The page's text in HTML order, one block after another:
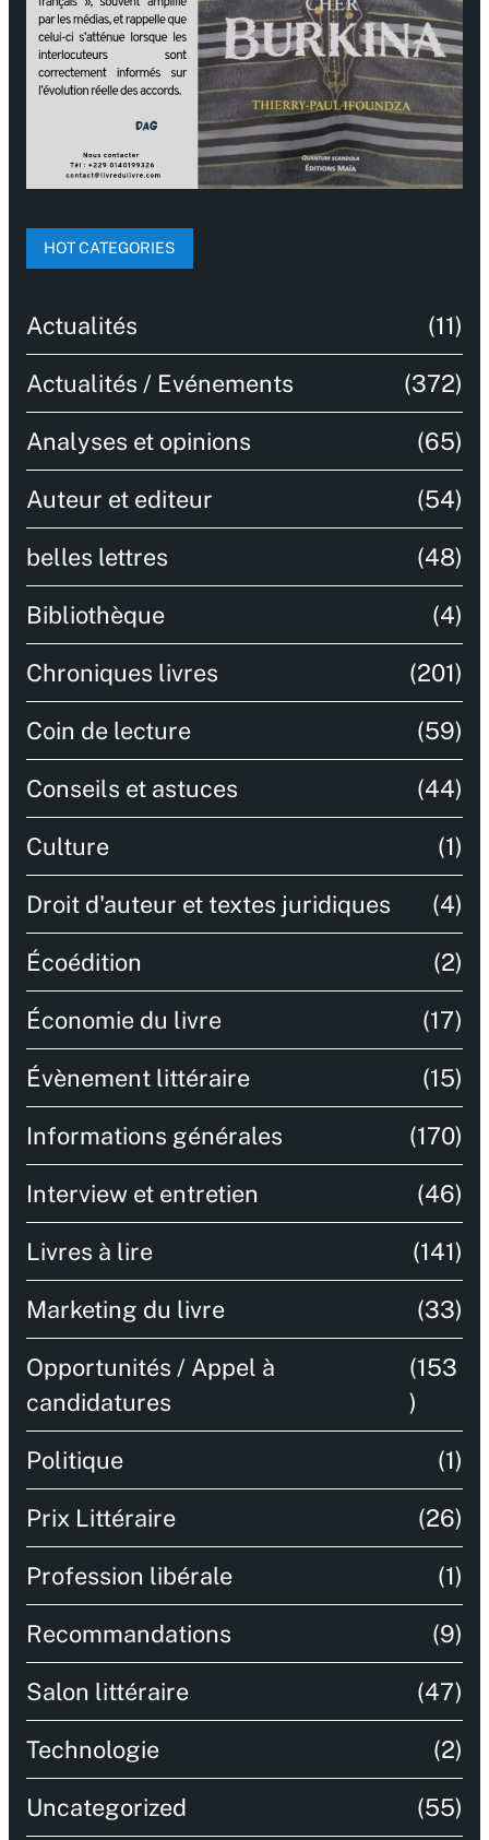
HOT CATEGORIES
Actualités (11)
Actualités / Evénements (372)
Analyses et opinions (65)
Auteur et editeur (54)
belles lettres (48)
Bibliothèque (4)
Chroniques livres (201)
Coin de lecture (59)
Conseils et astuces (44)
Culture (1)
Droit d'auteur et textes juridiques (4)
Écoédition (2)
Économie du livre (17)
Évènement littéraire (15)
Informations générales (170)
Interview et entretien (46)
Livres à lire (141)
Marketing du livre (33)
Opportunités / Appel à
candidatures
(153
)
Politique (1)
Prix Littéraire (26)
Profession libérale (1)
Recommandations (9)
Salon littéraire (47)
Technologie (2)
Uncategorized (55)